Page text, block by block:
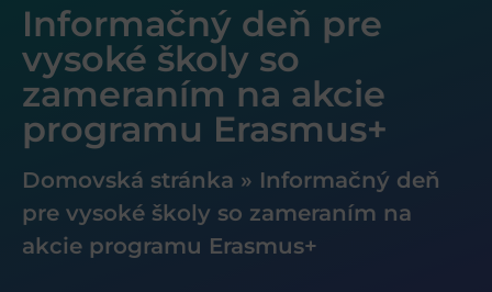
Informačný deň pre
vysoké školy so
zameraním na akcie
programu Erasmus+
Domovská stránka » Informačný deň
pre vysoké školy so zameraním na
akcie programu Erasmus+